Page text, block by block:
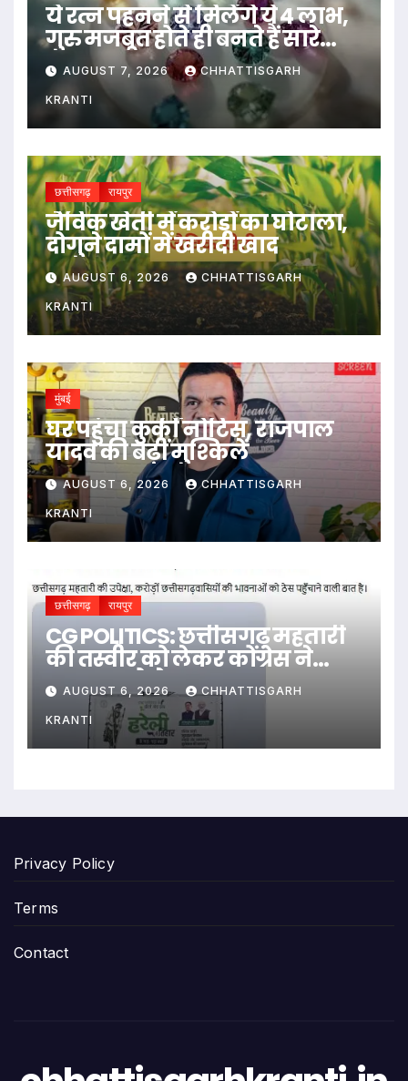
ये रत्न पहनने से मिलेंगे ये 4 लाभ,
गुरु मजबूत होते ही बनते हैं सारे
काम…
AUGUST 7, 2026 CHHATTISGARH
KRANTI
छत्तीसगढ़ रायपुर
जैविक खेती में करोड़ों का घोटाला,
दोगुने दामों में खरीदी खाद
AUGUST 6, 2026 CHHATTISGARH
KRANTI
मुंबई
घर पहुंचा कुर्की नोटिस, राजपाल
यादव की बढ़ीं मुश्किलें
AUGUST 6, 2026 CHHATTISGARH
KRANTI
छत्तीसगढ़ रायपुर
CG POLITICS: छत्तीसगढ़ महतारी
की तस्वीर को लेकर कोंग्रेस ने
सरकार को घेरा
AUGUST 6, 2026 CHHATTISGARH
KRANTI
Privacy Policy
Terms
Contact